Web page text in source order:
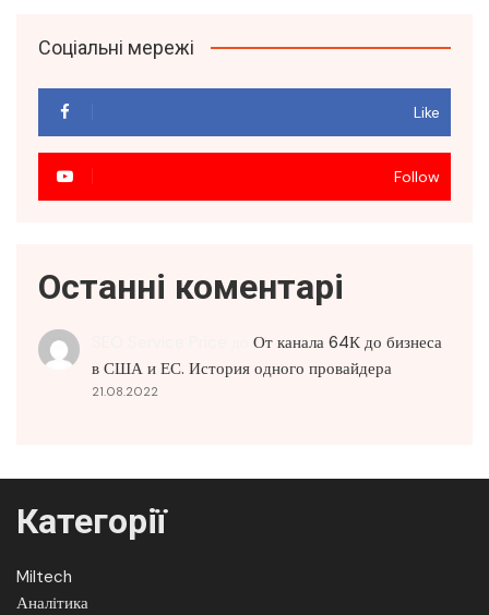
Соціальні мережі
Like
Follow
Останні коментарі
От канала 64К до бизнеса
в США и ЕС. История одного провайдера
21.08.2022
Категорії
Miltech
Аналітика